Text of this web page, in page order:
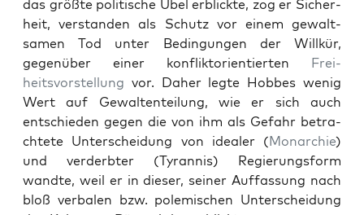
das größte poli­tis­che Übel erblick­te, zog er Sicher­
heit, ver­standen als Schutz vor einem gewalt­
samen Tod unter Bedin­gun­gen der Willkür,
gegenüber ein­er kon­flik­to­ri­en­tierten Frei­
heitsvorstel­lung vor. Daher legte Hobbes wenig
Wert auf Gewal­tenteilung, wie er sich auch
entsch­ieden gegen die von ihm als Gefahr betra­
chtete Unter­schei­dung von ide­al­er (Monar­chie)
und verderbter (Tyran­nis) Regierungs­form
wandte, weil er in dieser, sein­er Auf­fas­sung nach
bloß ver­balen bzw. polemis­chen Unter­schei­dung